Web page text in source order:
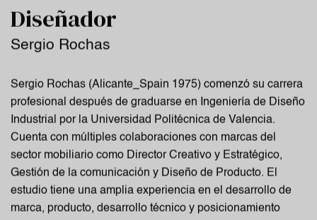
Diseñador
Sergio Rochas
Sergio Rochas (Alicante_Spain 1975) comenzó su carrera
profesional después de graduarse en Ingeniería de Diseño
Industrial por la Universidad Politécnica de Valencia.
Cuenta con múltiples colaboraciones con marcas del
sector mobiliario como Director Creativo y Estratégico,
Gestión de la comunicación y Diseño de Producto. El
estudio tiene una amplia experiencia en el desarrollo de
marca, producto, desarrollo técnico y posicionamiento